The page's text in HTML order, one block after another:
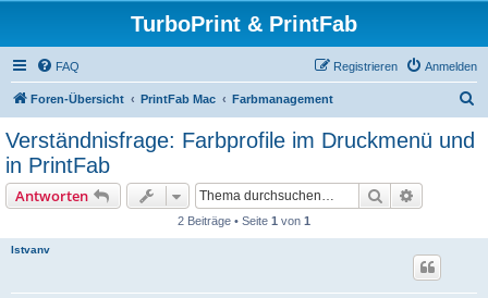
TurboPrint & PrintFab
FAQ Anmelden
Registrieren
Foren-Übersicht PrintFab Mac Farbmanagement
Verständnisfrage: Farbprofile im Druckmenü und
in PrintFab
Antworten Suche
2 Beiträge • Seite 1 von 1
Istvanv